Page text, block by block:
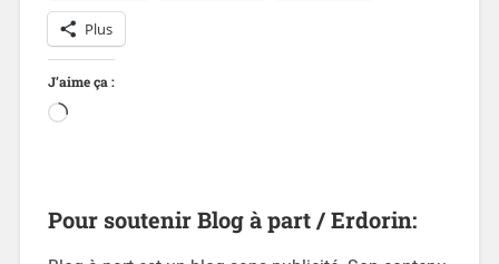
Plus
J’aime ça :
Pour soutenir Blog à part / Erdorin: